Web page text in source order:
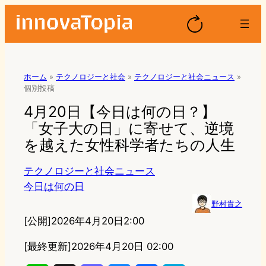
ホーム » テクノロジーと社会 » テクノロジーと社会ニュース »
個別投稿
4月20日【今日は何の日？】
「女子大の日」に寄せて、逆境
を越えた女性科学者たちの人生
テクノロジーと社会ニュース
今日は何の日
野村貴之
[公開]2026年4月20日2:00
[最終更新]2026年4月20日 02:00